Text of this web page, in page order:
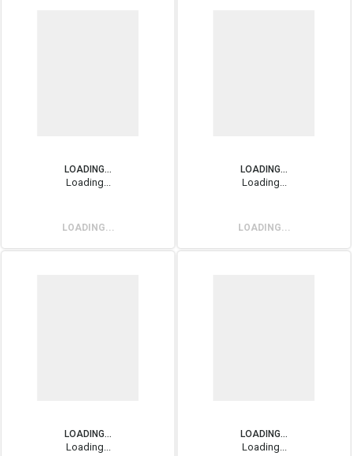
LOADING...
Loading...
LOADING...
LOADING...
Loading...
LOADING...
LOADING...
Loading...
LOADING...
Loading...